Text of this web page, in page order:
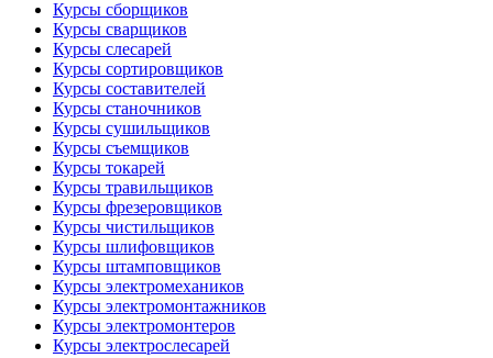
Курсы сборщиков
Курсы сварщиков
Курсы слесарей
Курсы сортировщиков
Курсы составителей
Курсы станочников
Курсы сушильщиков
Курсы съемщиков
Курсы токарей
Курсы травильщиков
Курсы фрезеровщиков
Курсы чистильщиков
Курсы шлифовщиков
Курсы штамповщиков
Курсы электромехаников
Курсы электромонтажников
Курсы электромонтеров
Курсы электрослесарей